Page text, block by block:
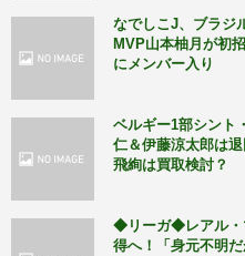
なでしこJ、ブラジ
MVP山本柚月が初
にメンバー入り
ベルギー1部シント
仁＆伊藤涼太郎は
飛絢は買取検討？
◆リーガ◆レアル・
得へ！「身元不明